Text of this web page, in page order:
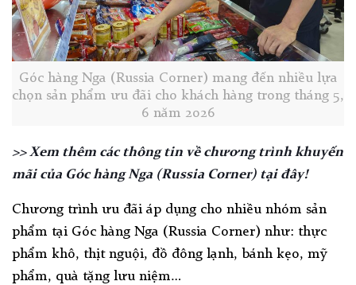
Góc hàng Nga (Russia Corner) mang đến nhiều lựa
chọn sản phẩm ưu đãi cho khách hàng trong tháng 5,
6 năm 2026
>> Xem thêm các thông tin về chương trình khuyến
mãi của Góc hàng Nga (Russia Corner) tại đây!
Chương trình ưu đãi áp dụng cho nhiều nhóm sản
phẩm tại Góc hàng Nga (Russia Corner) như: thực
phẩm khô, thịt nguội, đồ đông lạnh, bánh kẹo, mỹ
phẩm, quà tặng lưu niệm…